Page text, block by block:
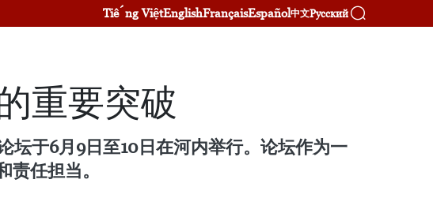
Tiếng ViệtEnglishFrançaisEspañol中文Русский
重要突破
坛于6月9日至10日在河内举行。论坛作为一
任担当。